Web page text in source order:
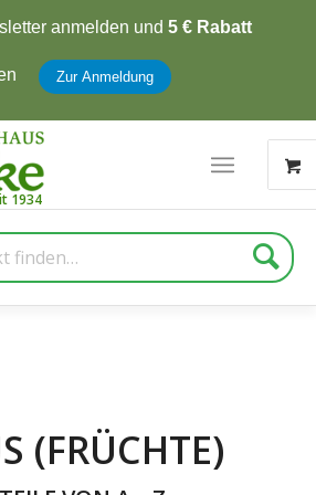
anmelden und5 € Rabatt
Zur Anmeldung
Suche
(FRÜCHTE)